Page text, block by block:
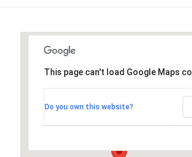
MITGLIEDER
Iltisstraße 68 - Kiel
Veranstaltungen
This page can't load Google Maps
Do you own this website?